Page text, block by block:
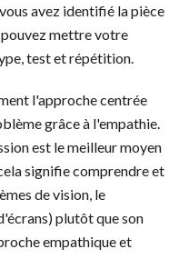
avez identifié la pièce
mettre votre
test et répétition.
l'approche centrée
grâce à l'empathie.
est le meilleur moyen
signifie comprendre et
de vision, le
plutôt que son
empathique et